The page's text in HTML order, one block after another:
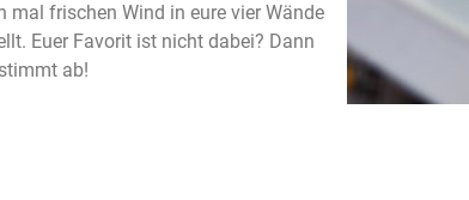
frischen Wind in eure vier Wände
Euer Favorit ist nicht dabei? Dann
ab!